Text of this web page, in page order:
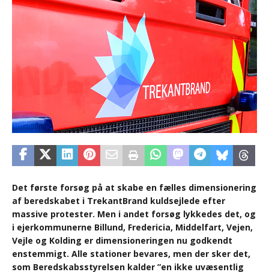
Det første forsøg på at skabe en fælles dimensionering
af beredskabet i TrekantBrand kuldsejlede efter
massive protester. Men i andet forsøg lykkedes det, og
i ejerkommunerne Billund, Fredericia, Middelfart, Vejen,
Vejle og Kolding er dimensioneringen nu godkendt
enstemmigt. Alle stationer bevares, men der sker det,
som Beredskabsstyrelsen kalder ”en ikke uvæsentlig